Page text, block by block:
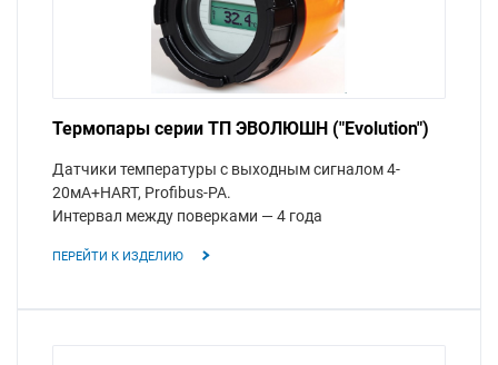
Термопары серии ТП ЭВОЛЮШН ("Evolution")
Датчики температуры с выходным сигналом 4-
20мА+HART, Profibus-PA.
Интервал между поверками — 4 года
ПЕРЕЙТИ К ИЗДЕЛИЮ